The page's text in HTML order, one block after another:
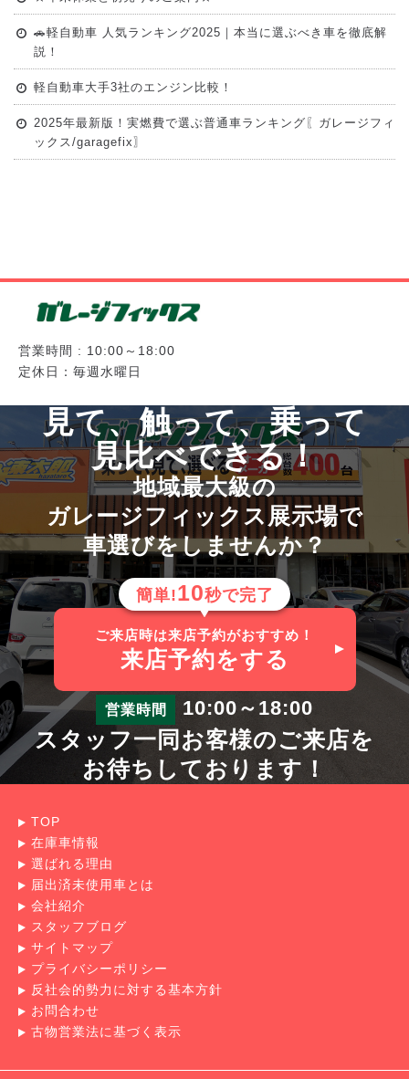
🚗軽自動車 人気ランキング2025｜本当に選ぶべき車を徹底解
説！
軽自動車大手3社のエンジン比較！
2025年最新版！実燃費で選ぶ普通車ランキング〖ガレージフィ
ックス/garagefix〗
営業時間 : 10:00～18:00
定休日：毎週水曜日
見て、触って、乗って
見比べできる！
地域最大級の
ガレージフィックス展示場で
車選びをしませんか？
簡単!10秒で完了
ご来店時は来店予約がおすすめ！
来店予約をする
営業時間 10:00～18:00
スタッフ一同お客様のご来店を
お待ちしております！
TOP
在庫車情報
選ばれる理由
届出済未使用車とは
会社紹介
スタッフブログ
サイトマップ
プライバシーポリシー
反社会的勢力に対する基本方針
お問合わせ
古物営業法に基づく表示